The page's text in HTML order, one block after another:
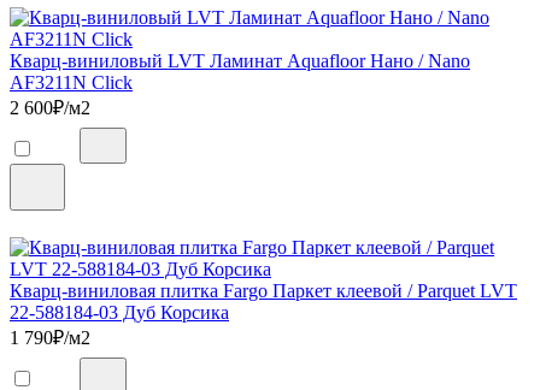
Кварц-виниловый LVT Ламинат Aquafloor Нано / Nano
AF3211N Click
2 600₽/м2
Кварц-виниловая плитка Fargo Паркет клеевой / Parquet LVT
22-588184-03 Дуб Корсика
1 790₽/м2